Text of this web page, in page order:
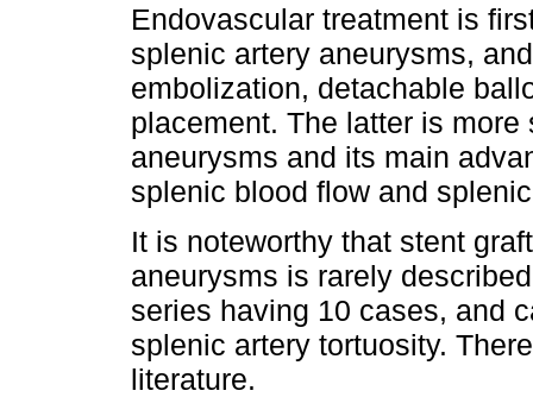
Endovascular treatment is
splenic artery aneurysms,
embolization, detachable
placement. The latter is
aneurysms and its main
splenic blood flow and
It is noteworthy that stent
aneurysms is rarely
series having 10 cases, and
splenic artery tortuosity.
literature.